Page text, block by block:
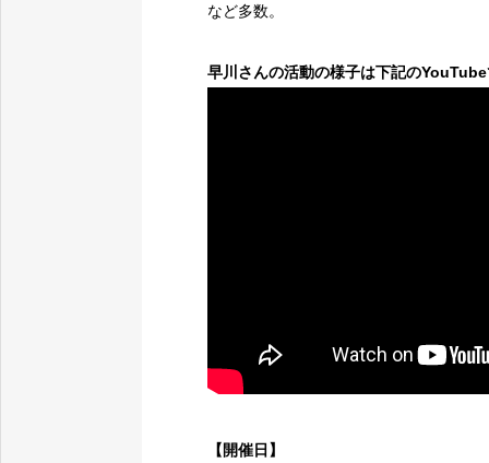
など多数。
早川さんの活動の様子は下記の
【開催日】